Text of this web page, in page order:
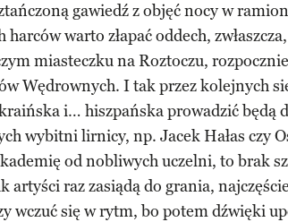
gawiedź z objęć nocy w
warto złapać oddech,
miasteczku na Roztoczu, rozpocznie
Wędrownych. I tak przez kolejnych
i… hiszpańska prowadzić będą
wybitni lirnicy, np. Jacek Hałas czy
od nobliwych uczelni, to brak
artyści raz zasiądą do grania,
wczuć się w rytm, bo potem dźwięki